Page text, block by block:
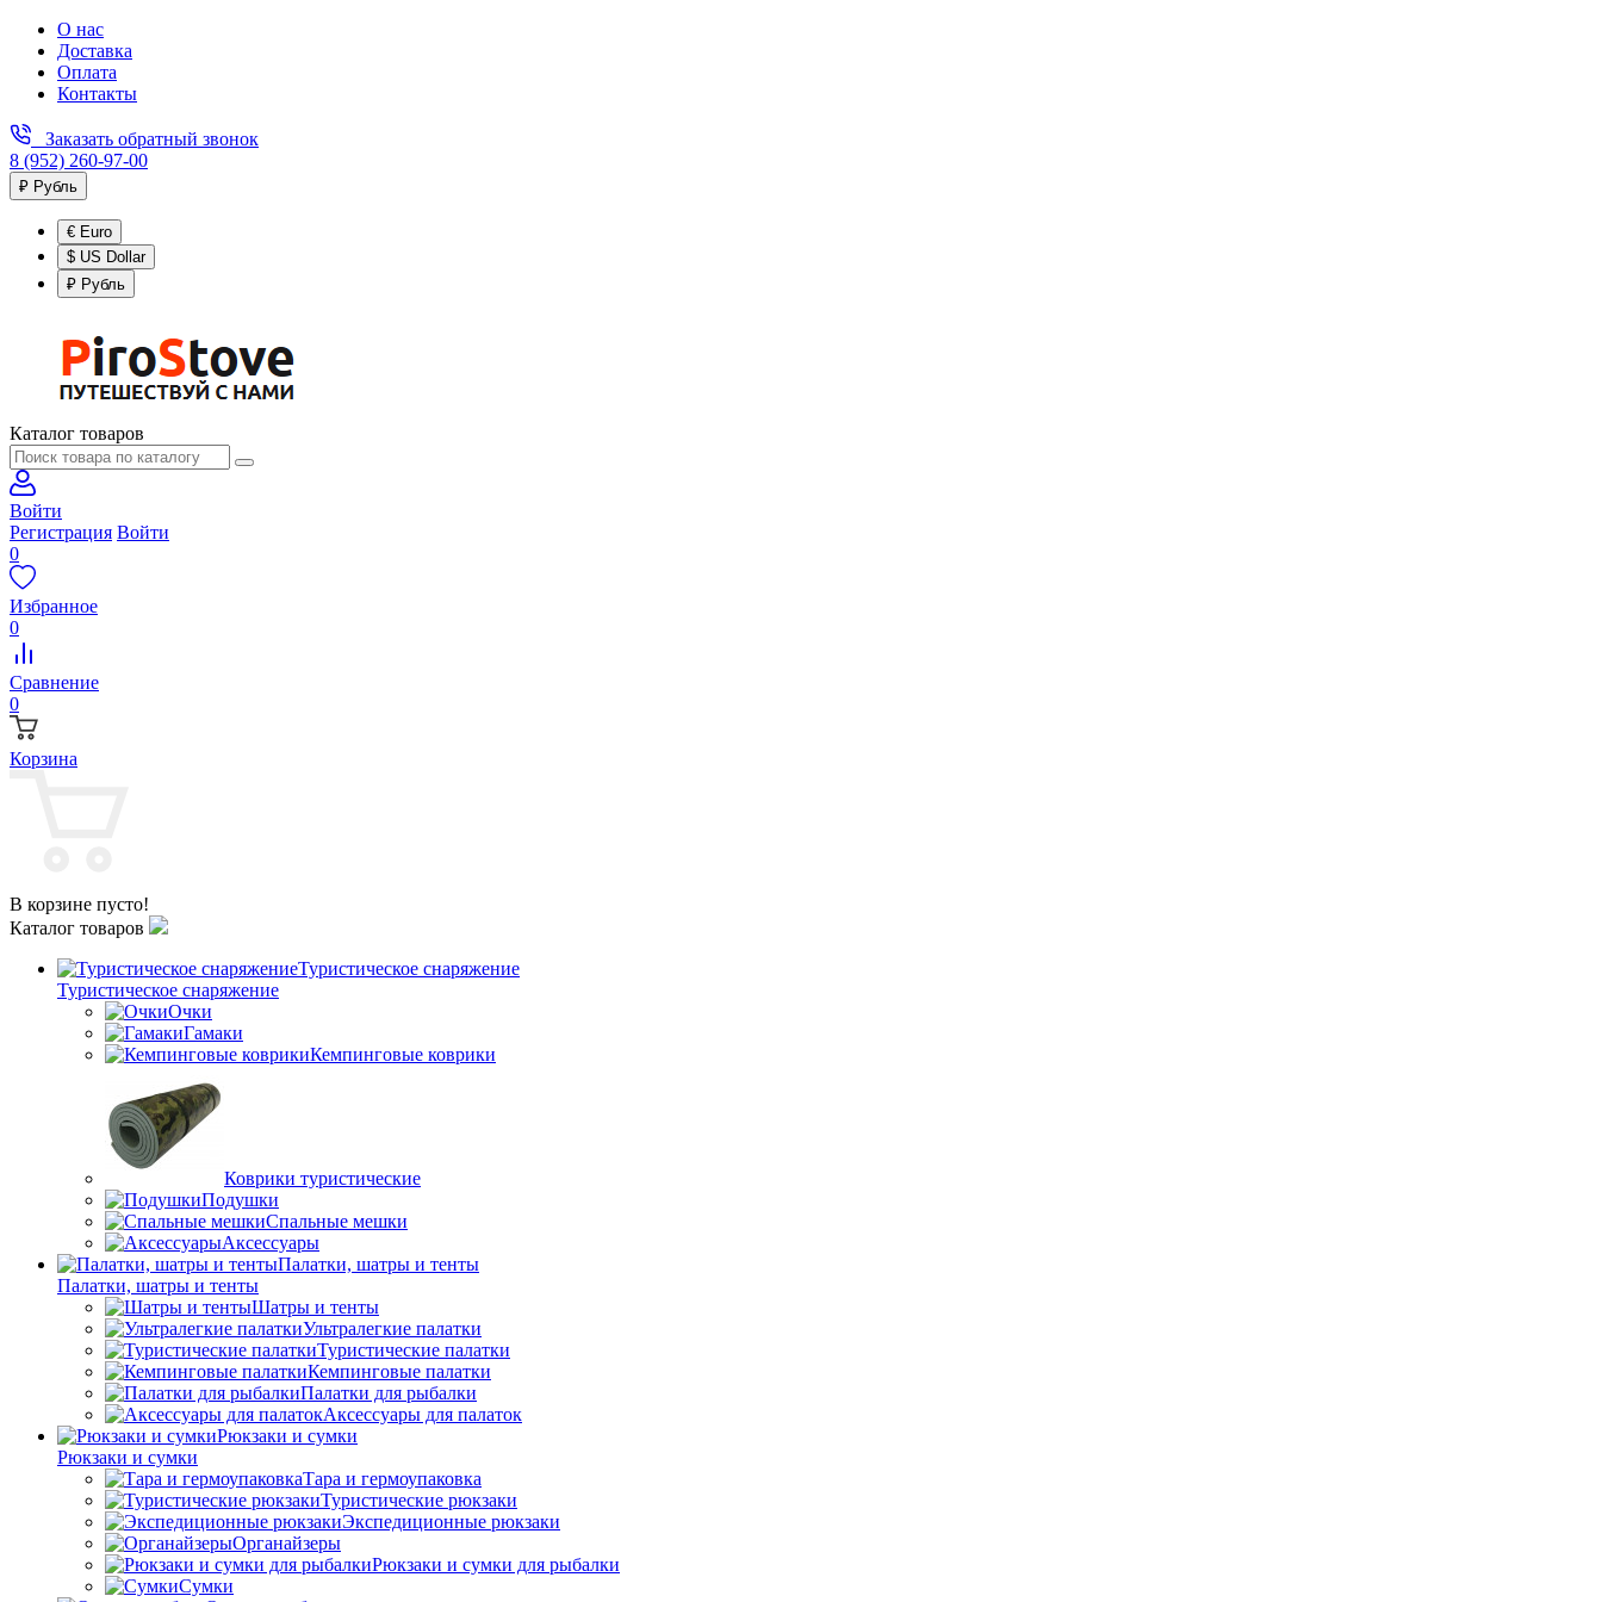
О нас
Доставка
Оплата
Контакты
Заказать обратный звонок
8 (952) 260-97-00
₽ Рубль
€ Euro
$ US Dollar
₽ Рубль
Каталог товаров
Войти
Регистрация Войти
0
Избранное
0
Сравнение
0
Корзина
В корзине пусто!
Каталог товаров
Туристическое снаряжение
Туристическое снаряжение
Очки
Гамаки
Кемпинговые коврики
Коврики туристические
Подушки
Спальные мешки
Аксессуары
Палатки, шатры и тенты
Палатки, шатры и тенты
Шатры и тенты
Ультралегкие палатки
Туристические палатки
Кемпинговые палатки
Палатки для рыбалки
Аксессуары для палаток
Рюкзаки и сумки
Рюкзаки и сумки
Тара и гермоупаковка
Туристические рюкзаки
Экспедиционные рюкзаки
Органайзеры
Рюкзаки и сумки для рыбалки
Сумки